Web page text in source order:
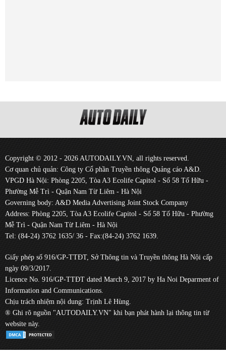
Copyright © 2012 - 2026 AUTODAILY.VN, all rights reserved.
Cơ quan chủ quản: Công ty Cổ phần Truyền thông Quảng cáo A&D.
VPGD Hà Nội: Phòng 2205, Tòa A3 Ecolife Capitol - Số 58 Tố Hữu -
Phường Mễ Trì - Quận Nam Từ Liêm - Hà Nội
Governing body: A&D Media Advertising Joint Stock Company
Address: Phòng 2205, Tòa A3 Ecolife Capitol - Số 58 Tố Hữu - Phường
Mễ Trì - Quận Nam Từ Liêm - Hà Nội
Tel: (84-24) 3762 1635/ 36 - Fax:(84-24) 3762 1639.
Giấy phép số 916/GP-TTĐT, Sở Thông tin và Truyền thông Hà Nội cấp
ngày 09/3/2017.
Licence No. 916/GP-TTĐT dated March 9, 2017 by Ha Noi Deparment of
Information and Communications.
Chịu trách nhiệm nội dung: Trịnh Lê Hùng.
® Ghi rõ nguồn "AUTODAILY.VN" khi bạn phát hành lại thông tin từ
website này.